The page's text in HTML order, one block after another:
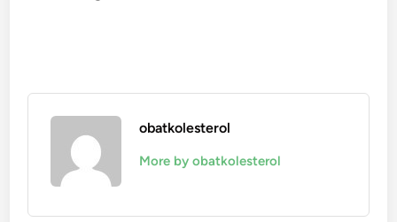
obatkolesterol
More by obatkolesterol